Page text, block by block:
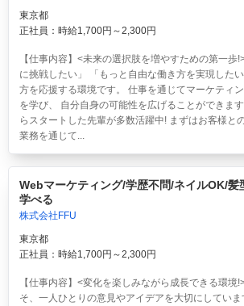
東京都
正社員：時給1,700円～2,300円
【仕事内容】<未来の選択肢を増やすための第一歩
に挑戦したい」 「もっと自由な働き方を実現した
方を応援する環境です。 仕事を通じてマーケティ
を学び、 自分自身の可能性を広げることができま
らスタートした先輩が多数活躍中! まずはお客様と
業務を通じて...
Webマーケティング/学歴不問/ネイルOK/髪
学べる
株式会社FFU
東京都
正社員：時給1,700円～2,300円
【仕事内容】<変化を楽しみながら成長できる環境
そ、一人ひとりの意見やアイデアを大切にしてい